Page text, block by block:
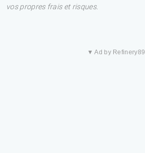
vos propres frais et risques.
▼ Ad by Refinery89